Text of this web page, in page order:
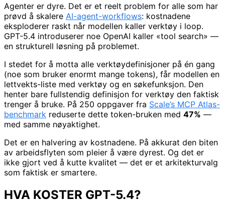
Agenter er dyre. Det er et reelt problem for alle som har
prøvd å skalere AI-agent-workflows: kostnadene
eksploderer raskt når modellen kaller verktøy i loop.
GPT-5.4 introduserer noe OpenAI kaller «tool search» —
en strukturell løsning på problemet.
I stedet for å motta alle verktøydefinisjoner på én gang
(noe som bruker enormt mange tokens), får modellen en
lettvekts-liste med verktøy og en søkefunksjon. Den
henter bare fullstendig definisjon for verktøy den faktisk
trenger å bruke. På 250 oppgaver fra Scale’s MCP Atlas-
benchmark reduserte dette token-bruken med 47% —
med samme nøyaktighet.
Det er en halvering av kostnadene. På akkurat den biten
av arbeidsflyten som pleier å være dyrest. Og det er
ikke gjort ved å kutte kvalitet — det er et arkitekturvalg
som faktisk er smartere.
HVA KOSTER GPT-5.4?